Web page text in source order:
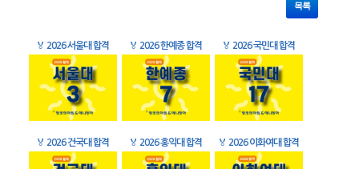
목록
🏅 2026 서울대 합격 🏅 2026 한예종 합격 🏅 2026 국민대 합격
🏅 2026 건국대 합격 🏅 2026 홍익대 합격 🏅 2026 이화여대 합격